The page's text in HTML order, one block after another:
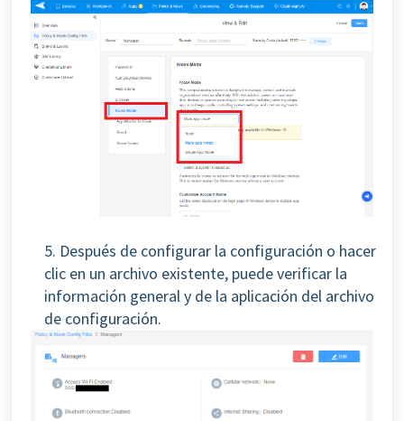
5. Después de configurar la configuración o hacer
clic en un archivo existente, puede verificar la
información general y de la aplicación del archivo
de configuración.